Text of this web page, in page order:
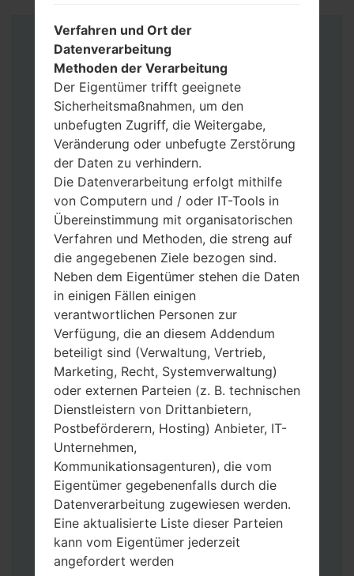
Anleitung
Laden Sie auf Ihren PC:
Version herunter.
Dann laden Sie die Firmware-Datei
herunter und entpacken Sie sie.
Sie brauchen 1(wählen Sie hier 1 Firmware-
Datei aus) oder 5 (wählen Sie 5 Firmware-
Dateien aus) Firmware-Dateien:
AP: „System & Recovery“
CP: „Modem & Radio“
CSC_***: „Country & Region & Operator“
HOME_CSC_***: „Country & Region &
Operator“
Fügen Sie dem Programm Odin 3 alle
Dateien hinzu.
Wenn Sie das Telefon flashen und auf die
Verfahren und Ort der
Datenverarbeitung
Methoden der Verarbeitung
Der Eigentümer trifft geeignete
Sicherheitsmaßnahmen, um den
unbefugten Zugriff, die Weitergabe,
Veränderung oder unbefugte Zerstörung
der Daten zu verhindern.
Die Datenverarbeitung erfolgt mithilfe
von Computern und / oder IT-Tools in
Übereinstimmung mit organisatorischen
Verfahren und Methoden, die streng auf
die angegebenen Ziele bezogen sind.
Neben dem Eigentümer stehen die Daten
in einigen Fällen einigen
verantwortlichen Personen zur
Verfügung, die an diesem Addendum
beteiligt sind (Verwaltung, Vertrieb,
Marketing, Recht, Systemverwaltung)
oder externen Parteien (z. B. technischen
Dienstleistern von Drittanbietern,
Postbeförderern, Hosting) Anbieter, IT-
Unternehmen,
Kommunikationsagenturen), die vom
Eigentümer gegebenenfalls durch die
Datenverarbeitung zugewiesen werden.
Eine aktualisierte Liste dieser Parteien
kann vom Eigentümer jederzeit
angefordert werden